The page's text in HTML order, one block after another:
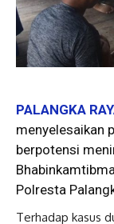
PALANGKA
menyelesaikan
berpotensi
Polresta
Terhadap kasus